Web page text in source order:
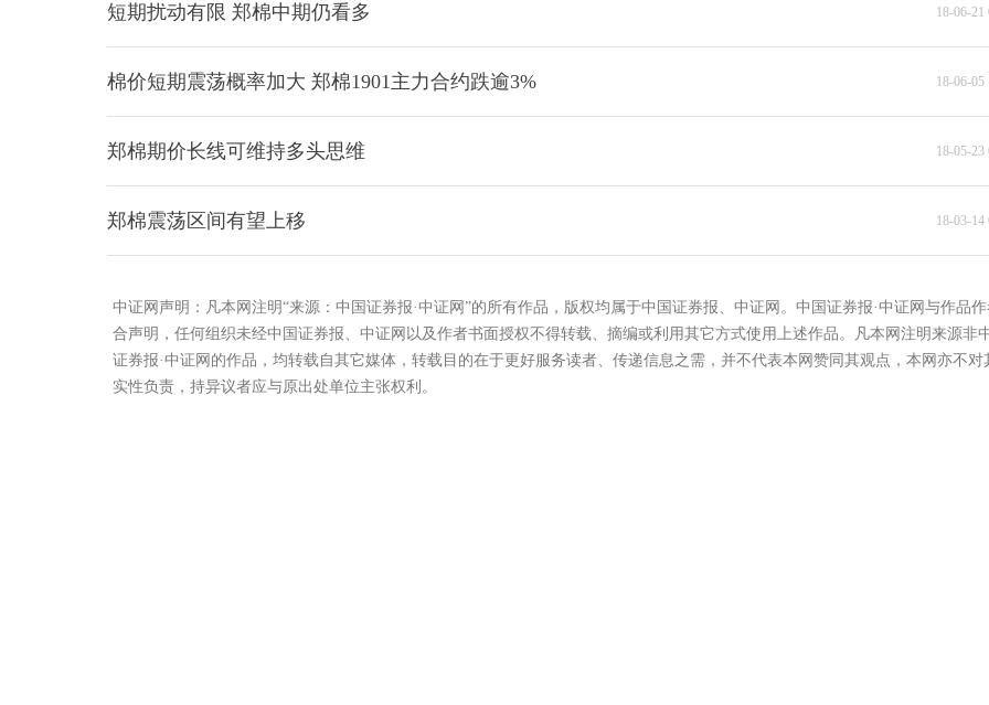
18-06-21
短期扰动有限 郑棉中期仍看多
18-06-05
棉价短期震荡概率加大 郑棉1901主力合约跌逾3%
18-05-23
郑棉期价长线可维持多头思维
18-03-14
郑棉震荡区间有望上移
中证网声明：凡本网注明“来源：中国证券报·中证网”的所有作品，版权均属于中国证券报、中证网。中国证券报·中证网与作品
合声明，任何组织未经中国证券报、中证网以及作者书面授权不得转载、摘编或利用其它方式使用上述作品。凡本网注明来源非
证券报·中证网的作品，均转载自其它媒体，转载目的在于更好服务读者、传递信息之需，并不代表本网赞同其观点，本网亦不对
实性负责，持异议者应与原出处单位主张权利。
“爆